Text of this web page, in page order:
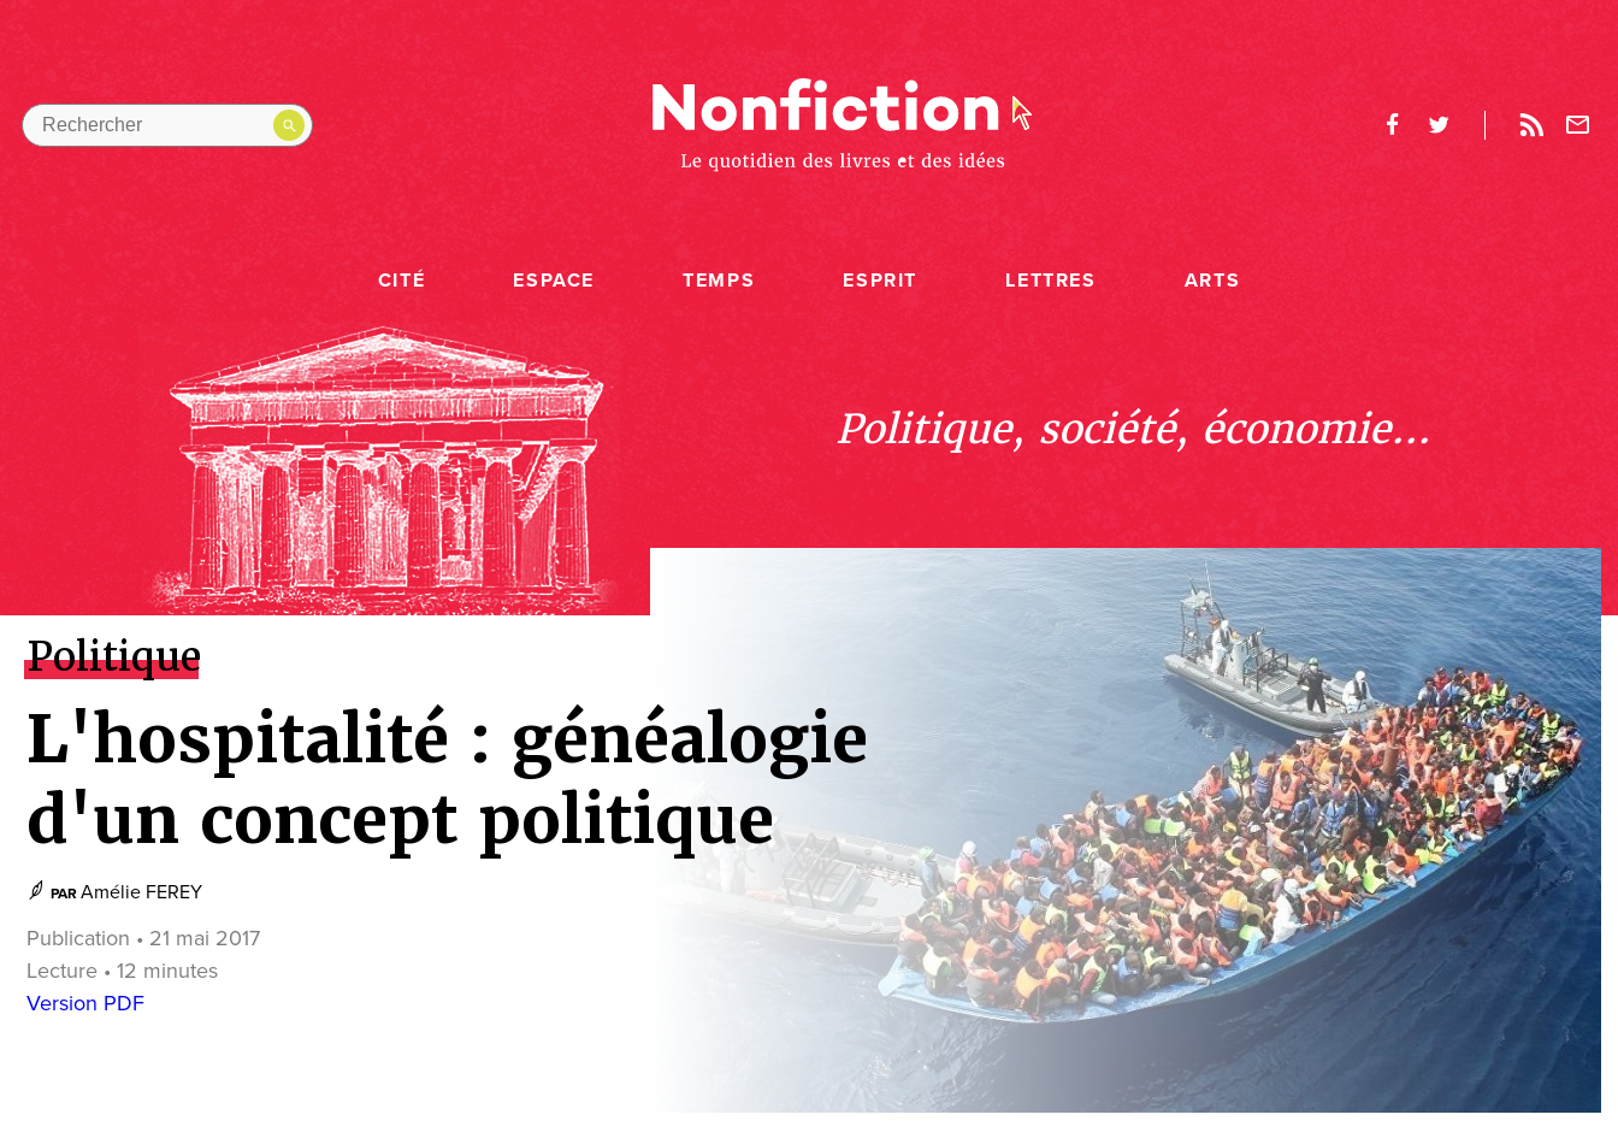
CITÉ ESPACE TEMPS ESPRIT LETTRES ARTS
Politique, société, économie...
Politique
L'hospitalité : généalogie
d'un concept politique
PAR Amélie FEREY
Publication • 21 mai 2017
Lecture • 12 minutes
Version PDF